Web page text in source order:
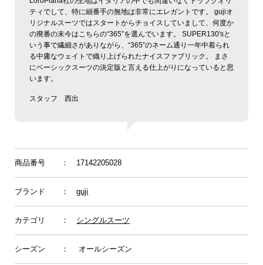
ティでして、特に細番手の無地は非常にエレガントです。
gujiオ
リジナルスーツではスタートからチョイスしていまして、何度か
の廃番の末今はこちらの“365”を選んでいます。
SUPER130'sと
いう事で繊細さがありながら、“365”のネーム通り一年中着られ
る中庸なウェイトで織り上げられたナイスファブリック。
まさ
にベーシックスーツの決定版と言える仕上がりになっていると思
います。
スタッフ 西出
商品番号 ： 17142205028
ブランド ：guji
カテゴリ ： シングルスーツ
シーズン ： オールシーズン